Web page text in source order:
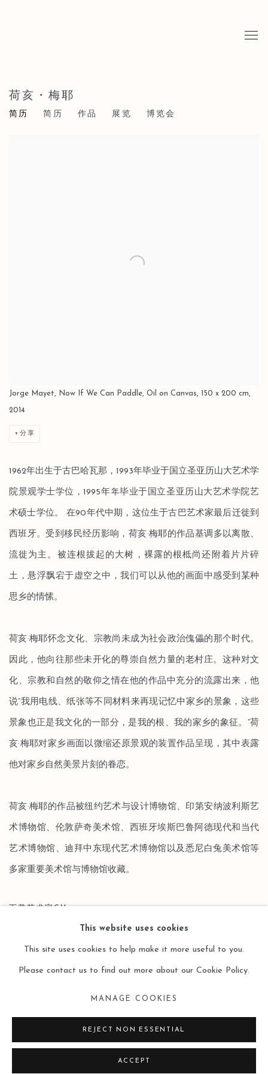
荷亥・梅耶
简历 简历 作品 展览 博览会
Jorge Mayet, Now If We Can Paddle, Oil on Canvas, 150 x 200 cm,
2014
分享
1962年出⽣于古巴哈瓦那，1993年毕业于国⽴圣亚历⼭大艺术学
院景观学士学位，1995年年毕业于国立圣亚历山⼤艺术学院艺
术硕士学位。 在90年代中期，这位⽣于古巴艺术家最后迁徙到
西班牙。受到移民经历影响，荷亥·梅耶的作品基调多以离散、
流徙为主。被连根拔起的大树，裸露的根柢尚还附着片片碎
土，悬浮飘宕于虚空之中，我们可以从他的画面中感受到某种
思乡的情愫。
荷亥·梅耶怀念文化、宗教尚未成为社会政治傀儡的那个时代。
因此，他向往那些未开化的尊崇自然力量的老村庄。这种对文
化、宗教和自然的敬仰之情在他的作品中充分的流露出来，他
说“我用电线、纸张等不同材料来再现记忆中家乡的景象，这些
景象也正是我文化的一部分，是我的根、我的家乡的象征。”荷
亥·梅耶对家乡画面以微缩还原景观的装置作品呈现，其中表露
他对家乡自然美景片刻的眷恋。
荷亥·梅耶 的作品被纽约艺术与设计博物馆、印第安纳波利斯艺
术博物馆、伦敦萨奇美术馆、西班牙埃斯巴鲁阿德现代和当代
艺术博物馆、迪拜中东现代艺术博物馆以及悉尼白兔美术馆等
多家重要美术馆与博物馆收藏。
下载艺术家CV
(PDF, OPENS IN A NEW TAB.)
This website uses cookies
This site uses cookies to help make it more useful to you.
Please contact us to find out more about our Cookie Policy.
MANAGE COOKIES
REJECT NON ESSENTIAL
ACCEPT